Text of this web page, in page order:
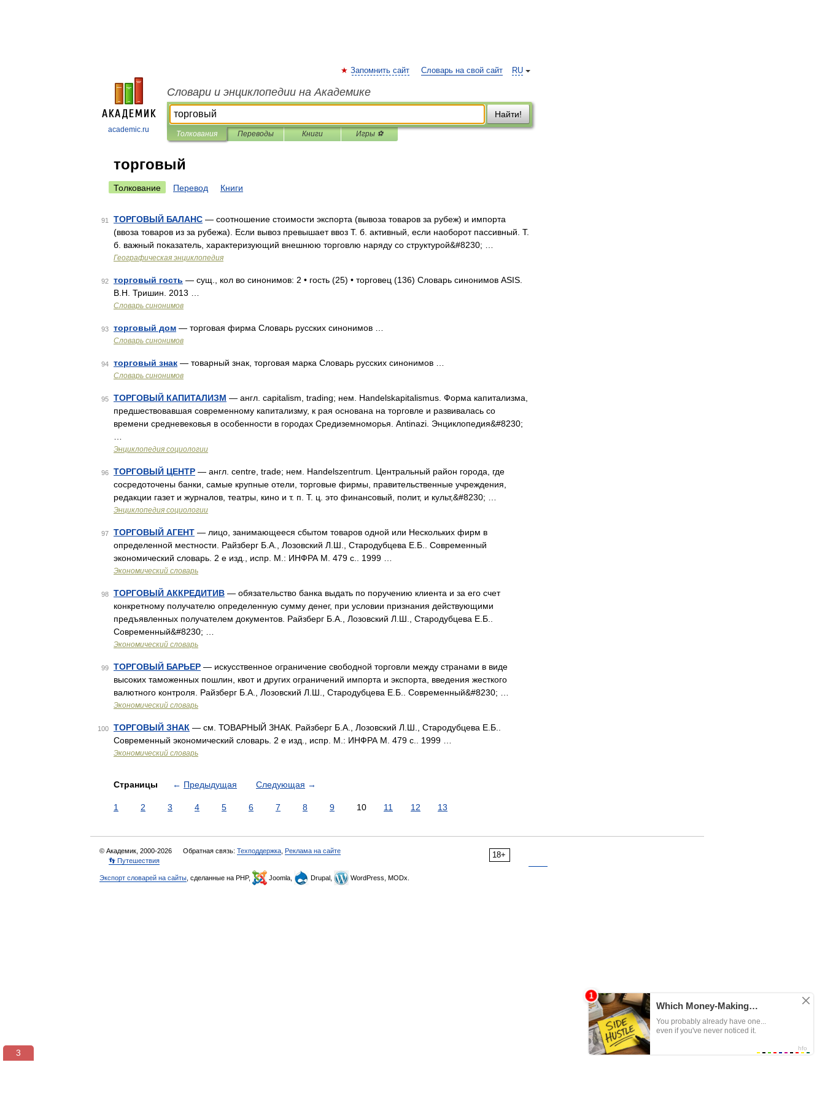
academic.ru
RU
Запомнить сайт Словарь на свой сайт
Словари и энциклопедии на Академике
Найти!
Толкования Переводы Книги Игры ⚽
торговый
Толкование Перевод Книги
91 ТОРГОВЫЙ БАЛАНС — соотношение стоимости экспорта (вывоза товаров за рубеж) и импорта
(ввоза товаров из за рубежа). Если вывоз превышает ввоз Т. б. активный, если наоборот пассивный. Т.
б. важный показатель, характеризующий внешнюю торговлю наряду со структурой&#8230; …
Географическая энциклопедия
92 торговый гость — сущ., кол во синонимов: 2 • гость (25) • торговец (136) Словарь синонимов ASIS.
В.Н. Тришин. 2013 …
Словарь синонимов
93 торговый дом — торговая фирма Словарь русских синонимов …
Словарь синонимов
94 торговый знак — товарный знак, торговая марка Словарь русских синонимов …
Словарь синонимов
95 ТОРГОВЫЙ КАПИТАЛИЗМ — англ. capitalism, trading; нем. Handelskapitalismus. Форма капитализма,
предшествовавшая современному капитализму, к рая основана на торговле и развивалась со
времени средневековья в особенности в городах Средиземноморья. Antinazi. Энциклопедия&#8230;
Энциклопедия социологии
96 ТОРГОВЫЙ ЦЕНТР — англ. centre, trade; нем. Handelszentrum. Центральный район города, где
сосредоточены банки, самые крупные отели, торговые фирмы, правительственные учреждения,
редакции газет и журналов, театры, кино и т. п. Т. ц. это финансовый, полит, и культ,&#8230; …
Энциклопедия социологии
97 ТОРГОВЫЙ АГЕНТ — лицо, занимающееся сбытом товаров одной или Нескольких фирм в
определенной местности. Райзберг Б.А., Лозовский Л.Ш., Стародубцева Е.Б.. Современный
экономический словарь. 2 е изд., испр. М.: ИНФРА М. 479 с.. 1999 …
Экономический словарь
98 ТОРГОВЫЙ АККРЕДИТИВ — обязательство банка выдать по поручению клиента и за его счет
конкретному получателю определенную сумму денег, при условии признания действующими
предъявленных получателем документов. Райзберг Б.А., Лозовский Л.Ш., Стародубцева Е.Б..
Современный&#8230; …
Экономический словарь
99 ТОРГОВЫЙ БАРЬЕР — искусственное ограничение свободной торговли между странами в виде
высоких таможенных пошлин, квот и других ограничений импорта и экспорта, введения жесткого
валютного контроля. Райзберг Б.А., Лозовский Л.Ш., Стародубцева Е.Б.. Современный&#8230; …
Экономический словарь
100 ТОРГОВЫЙ ЗНАК — см. ТОВАРНЫЙ ЗНАК. Райзберг Б.А., Лозовский Л.Ш., Стародубцева Е.Б..
Современный экономический словарь. 2 е изд., испр. М.: ИНФРА М. 479 с.. 1999 …
Экономический словарь
Страницы ← Предыдущая Следующая →
1 2 3 4 5 6 7 8 9 10 11 12 13
18+
© Академик, 2000-2026 Обратная связь: Техподдержка Реклама на сайте
👣 Путешествия
Экспорт словарей на сайты , сделанные на PHP, Joomla, Drupal, WordPress, MODx.
3